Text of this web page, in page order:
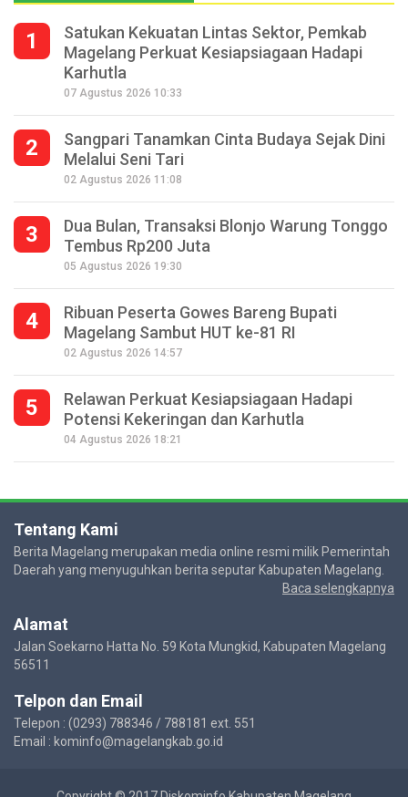
1
Satukan Kekuatan Lintas Sektor, Pemkab
Magelang Perkuat Kesiapsiagaan Hadapi
Karhutla
07 Agustus 2026 10:33
2
Sangpari Tanamkan Cinta Budaya Sejak Dini
Melalui Seni Tari
02 Agustus 2026 11:08
3
Dua Bulan, Transaksi Blonjo Warung Tonggo
Tembus Rp200 Juta
05 Agustus 2026 19:30
4
Ribuan Peserta Gowes Bareng Bupati
Magelang Sambut HUT ke-81 RI
02 Agustus 2026 14:57
5
Relawan Perkuat Kesiapsiagaan Hadapi
Potensi Kekeringan dan Karhutla
04 Agustus 2026 18:21
Tentang Kami
Berita Magelang merupakan media online resmi milik Pemerintah
Daerah yang menyuguhkan berita seputar Kabupaten Magelang.
Baca selengkapnya
Alamat
Jalan Soekarno Hatta No. 59 Kota Mungkid, Kabupaten Magelang
56511
Telpon dan Email
Telepon : (0293) 788346 / 788181 ext. 551
Email : kominfo@magelangkab.go.id